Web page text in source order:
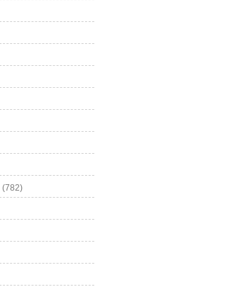
(782)